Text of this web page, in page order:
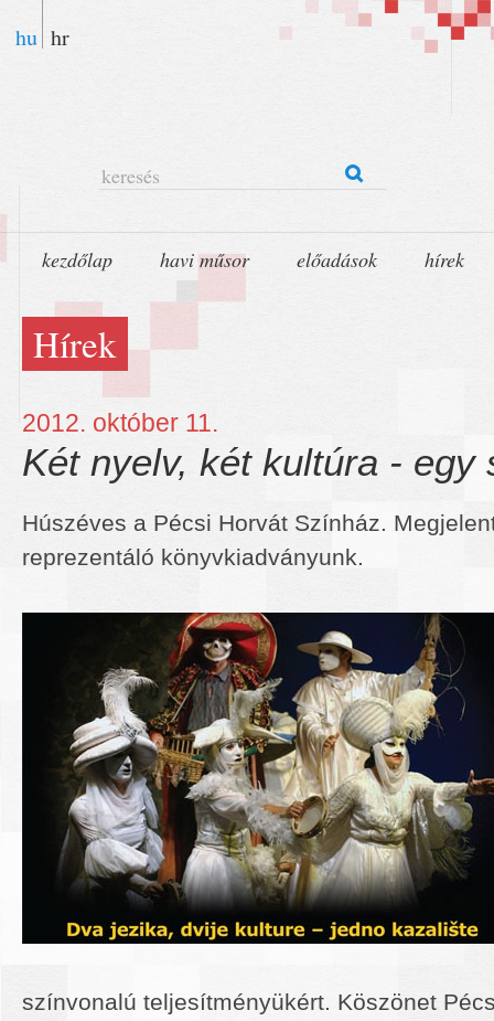
hu hr
keresés
kezdőlap havi műsor előadások hírek
Hírek
2012. október 11.
Két nyelv, két kultúra - egy
Húszéves a Pécsi Horvát Színház.
reprezentáló könyvkiadványunk.
színvonalú teljesítményükért. Köszönet